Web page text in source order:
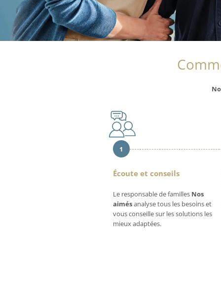
1
Écoute et conseils
Le responsable de familles Nos
aimésanalyse tous les besoins et
vous conseille sur les solutions les
mieux adaptées.